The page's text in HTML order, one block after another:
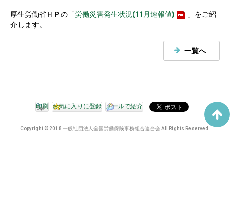
厚生労働省ＨＰの「労働災害発生状況(11月速報値)
」をご紹
介します。
一覧へ
印刷 お気に入りに登録 メールで紹介
Copyright © 2018 一般社団法人全国労働保険事務組合連合会 All Rights Reserved.